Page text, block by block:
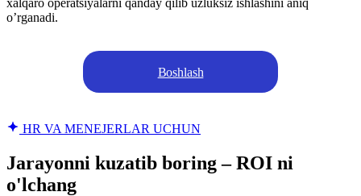
o’rganadi.
Boshlash
HR VA MENEJERLAR UCHUN
Jarayonni kuzatib boring – ROI ni
o'lchang